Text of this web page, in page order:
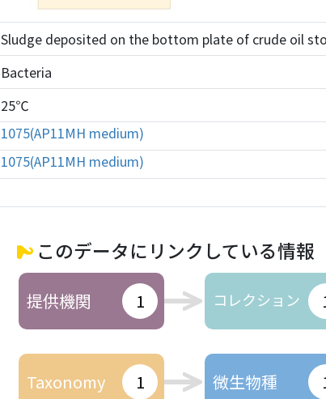
Sludge deposited on the bottom plate of crude oil
Bacteria
25℃
1075(AP11MH medium)
1075(AP11MH medium)
このデータにリンクしている情報
提供機関 1
Taxonomy 1
コレクション
微生物種